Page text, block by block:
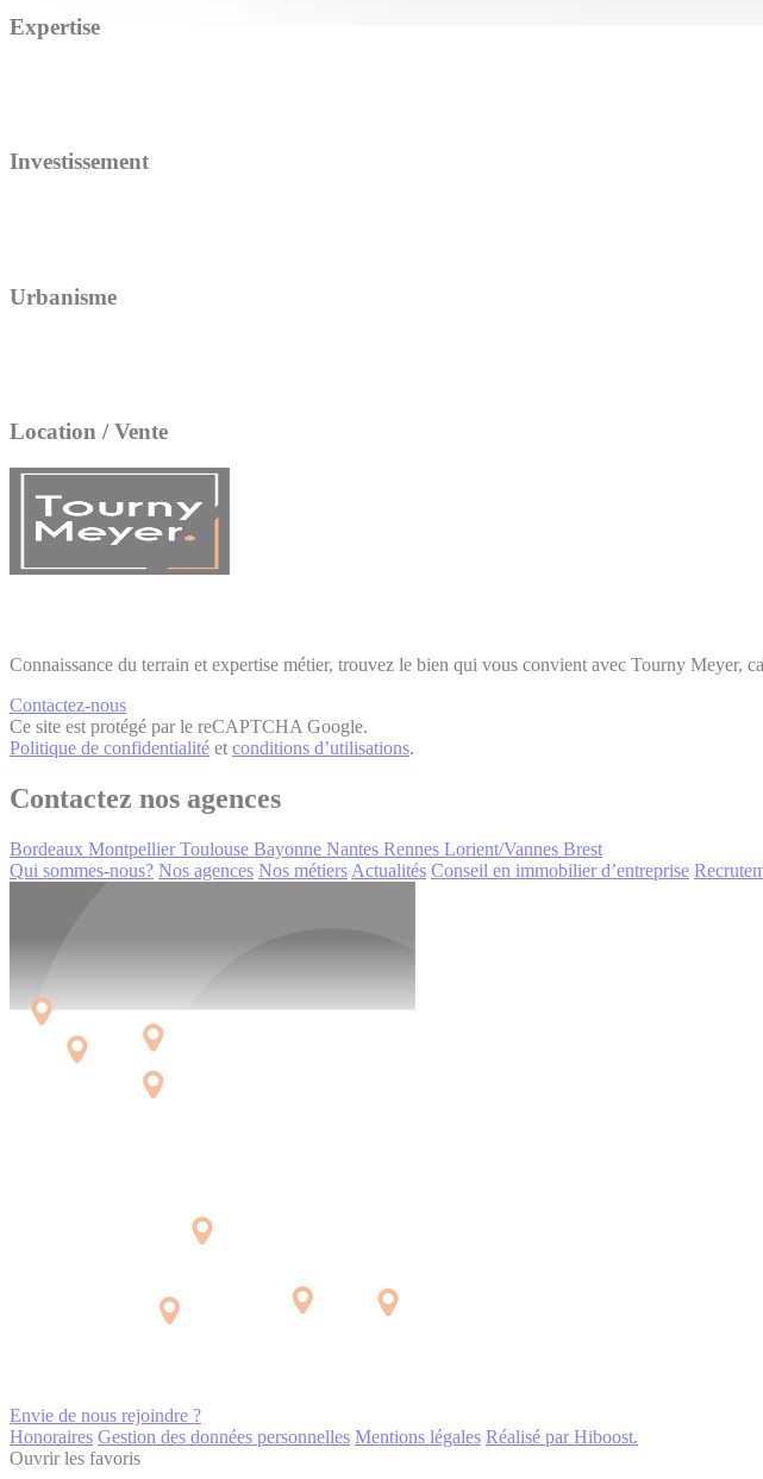
Expertise
Investissement
Urbanisme
Location / Vente
Connaissance du terrain et expertise métier, trouvez le bien qui vous convient avec Tourny Meyer,
Contactez-nous
Ce site est protégé par le reCAPTCHA Google.
Politique de confidentialité et conditions d’utilisations.
Contactez nos agences
Bordeaux Montpellier Toulouse Bayonne Nantes Rennes Lorient/Vannes Brest
Qui sommes-nous? Nos agences Nos métiers Actualités Conseil en immobilier d’entreprise
Envie de nous rejoindre ?
Honoraires Gestion des données personnelles Mentions légales Réalisé par Hiboost.
Ouvrir les favoris